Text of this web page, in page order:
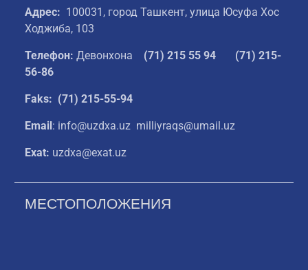
Адрес: 100031, город Ташкент, улица Юсуфа Хос
Ходжиба, 103
Телефон: Девонхона (71) 215 55 94
(71) 215-
56-86
Faks: (71) 215-55-94
Email: info@uzdxa.uz milliyraqs@umail.uz
Exat: uzdxa@exat.uz
МЕСТОПОЛОЖЕНИЯ